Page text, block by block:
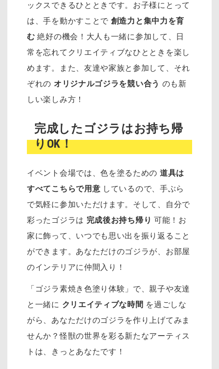
ックスできるひとときです。お子様にとって
は、手を動かすことで 創造力と集中力を育
む 絶好の機会！大人も一緒に参加して、日
常を忘れてクリエイティブなひとときを楽し
めます。また、友達や家族と参加して、それ
ぞれの オリジナルゴジラを競い合う のも新
しい楽しみ方！
完成したゴジラはお持ち帰
りOK！
イベント会場では、色を塗るための 道具は
すべてこちらで用意 しているので、手ぶら
で気軽に参加いただけます。そして、自分で
彩ったゴジラは 完成後お持ち帰り 可能！お
家に飾って、いつでも思い出を振り返ること
ができます。あなただけのゴジラが、お部屋
のインテリアに仲間入り！
「ゴジラ素焼き色塗り体験」で、親子や友達
と一緒に クリエイティブな時間 を過ごしな
がら、あなただけのゴジラを作り上げてみま
せんか？怪獣の世界を彩る新たなアーティス
トは、きっとあなたです！